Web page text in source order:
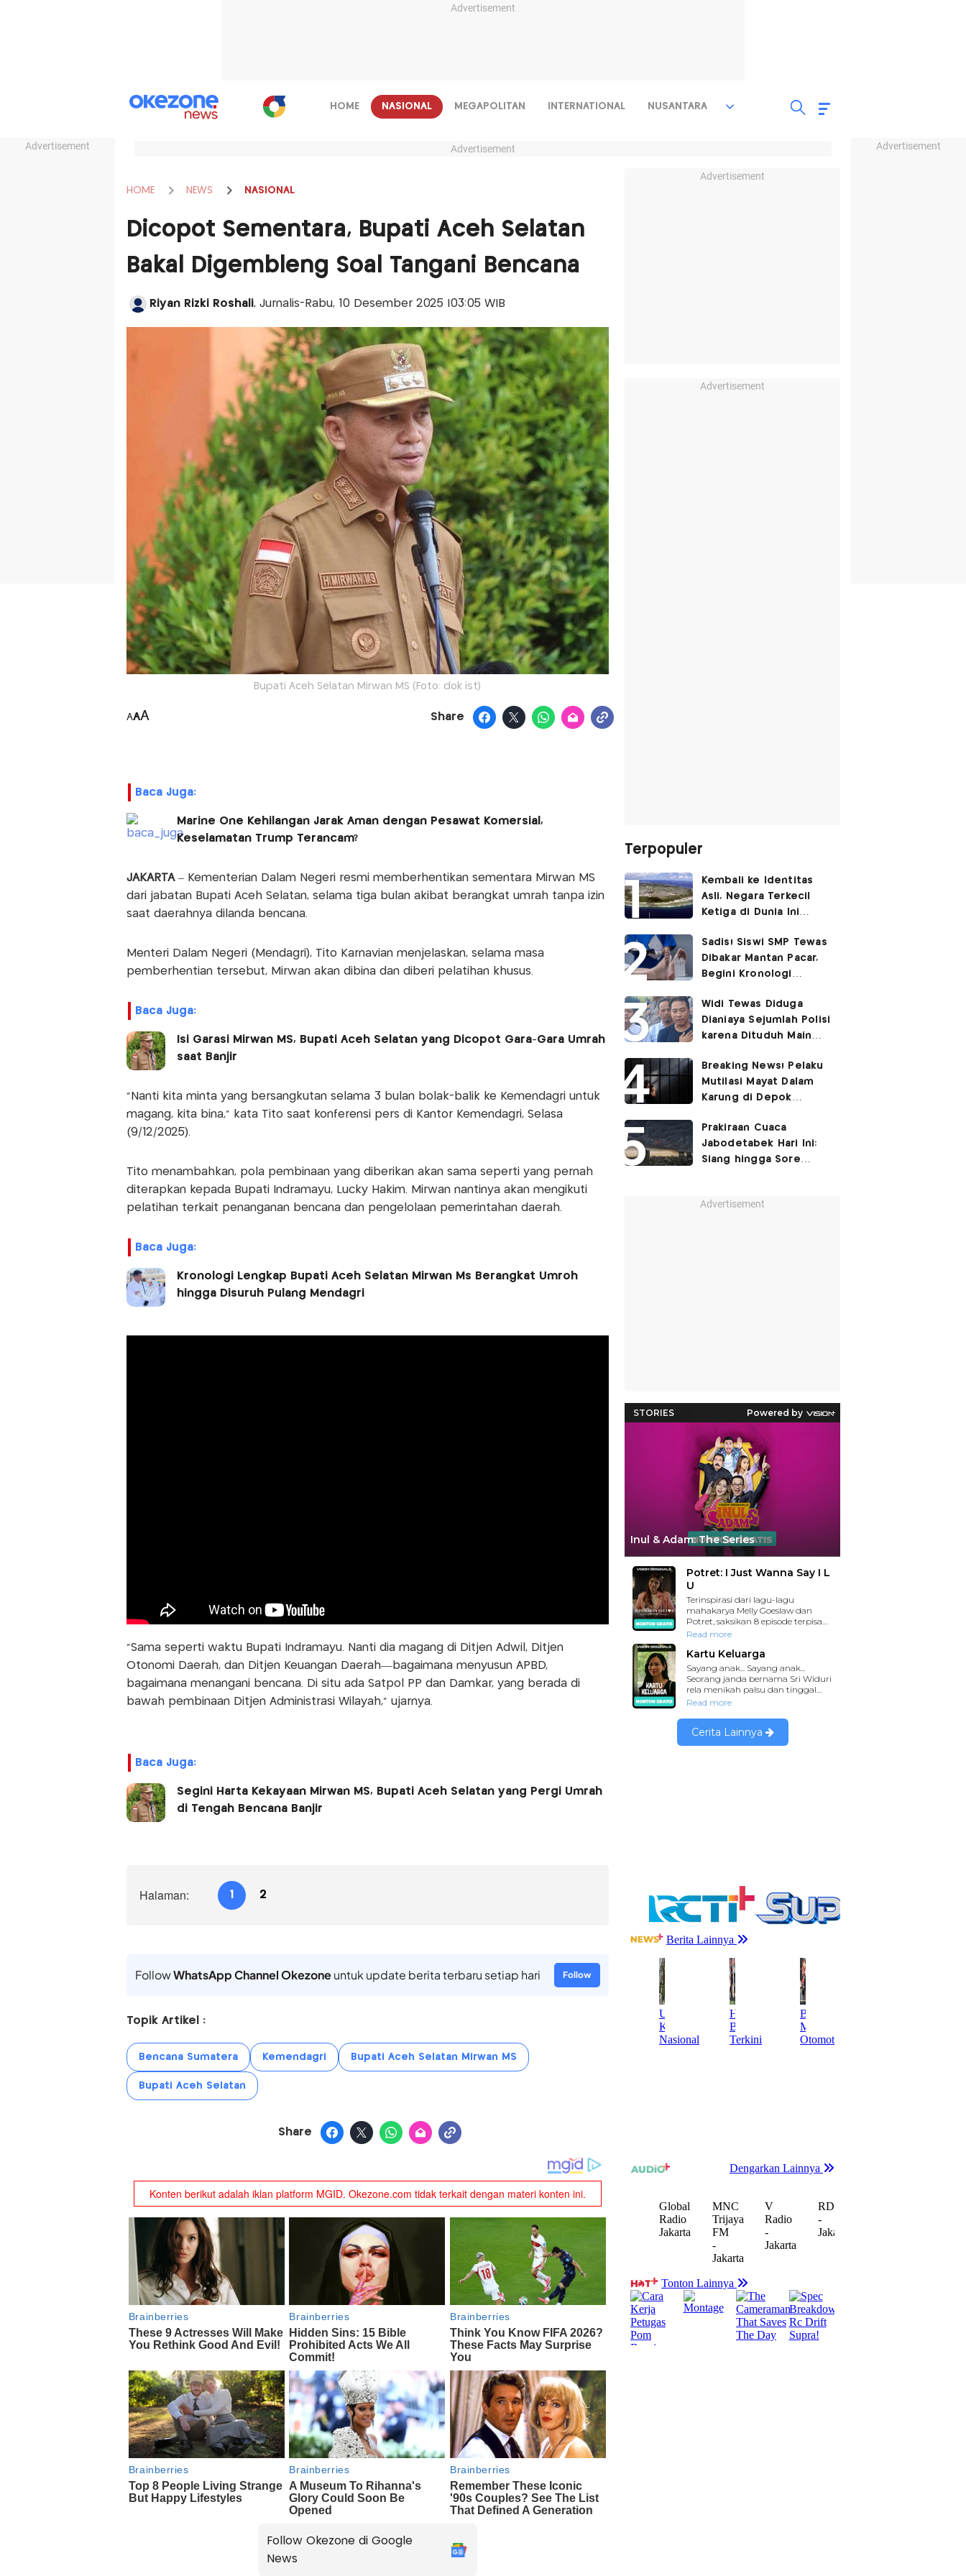
Advertisement
Advertisement Advertisement
HOME NASIONAL MEGAPOLITAN INTERNATIONAL NUSANTARA
Advertisement
HOME NEWS NASIONAL
Dicopot Sementara, Bupati Aceh Selatan
Bakal Digembleng Soal Tangani Bencana
Riyan Rizki Roshali, Jurnalis-Rabu, 10 Desember 2025 |03:05 WIB
Bupati Aceh Selatan Mirwan MS (Foto: dok ist)
AAA Share
Baca Juga:
Marine One Kehilangan Jarak Aman dengan Pesawat Komersial,
Keselamatan Trump Terancam?
JAKARTA– Kementerian Dalam Negeri resmi memberhentikan sementara Mirwan MS
dari jabatan Bupati Aceh Selatan, selama tiga bulan akibat berangkat umrah tanpa izin
saat daerahnya dilanda bencana.
Menteri Dalam Negeri (Mendagri), Tito Karnavian menjelaskan, selama masa
pemberhentian tersebut, Mirwan akan dibina dan diberi pelatihan khusus.
Baca Juga:
Isi Garasi Mirwan MS, Bupati Aceh Selatan yang Dicopot Gara-Gara Umrah
saat Banjir
“Nanti kita minta yang bersangkutan selama 3 bulan bolak-balik ke Kemendagri untuk
magang, kita bina,” kata Tito saat konferensi pers di Kantor Kemendagri, Selasa
(9/12/2025).
Tito menambahkan, pola pembinaan yang diberikan akan sama seperti yang pernah
diterapkan kepada Bupati Indramayu, Lucky Hakim. Mirwan nantinya akan mengikuti
pelatihan terkait penanganan bencana dan pengelolaan pemerintahan daerah.
Baca Juga:
Kronologi Lengkap Bupati Aceh Selatan Mirwan Ms Berangkat Umroh
hingga Disuruh Pulang Mendagri
“Sama seperti waktu Bupati Indramayu. Nanti dia magang di Ditjen Adwil, Ditjen
Otonomi Daerah, dan Ditjen Keuangan Daerah—bagaimana menyusun APBD,
bagaimana menangani bencana. Di situ ada Satpol PP dan Damkar, yang berada di
bawah pembinaan Ditjen Administrasi Wilayah,” ujarnya.
Baca Juga:
Segini Harta Kekayaan Mirwan MS, Bupati Aceh Selatan yang Pergi Umrah
di Tengah Bencana Banjir
Halaman: 1 2
FollowWhatsApp Channel Okezoneuntuk update berita terbaru setiap hari Follow
Topik Artikel :
Bencana Sumatera Kemendagri Bupati Aceh Selatan Mirwan MS
Bupati Aceh Selatan
Share
Follow Okezone di Google
News
Advertisement
Advertisement
Terpopuler
Kembali ke Identitas
Asli, Negara Terkecil
Ketiga di Dunia Ini
Nama
Sadis! Siswi SMP Tewas
Dibakar Mantan Pacar,
Begini Kronologi
Widi Tewas Diduga
Dianiaya Sejumlah Polisi
karena Dituduh Main
Breaking News! Pelaku
Mutilasi Mayat Dalam
Karung di Depok
Prakiraan Cuaca
Jabodetabek Hari Ini:
Siang hingga Sore
Advertisement